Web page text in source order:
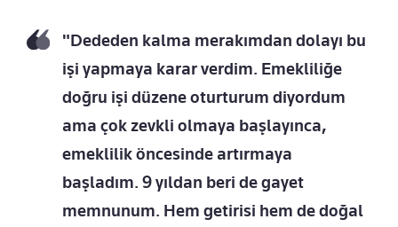
"Dededen kalma merakımdan dolayı bu
işi yapmaya karar verdim. Emekliliğe
doğru işi düzene oturturum diyordum
ama çok zevkli olmaya başlayınca,
emeklilik öncesinde artırmaya
başladım. 9 yıldan beri de gayet
memnunum. Hem getirisi hem de doğal